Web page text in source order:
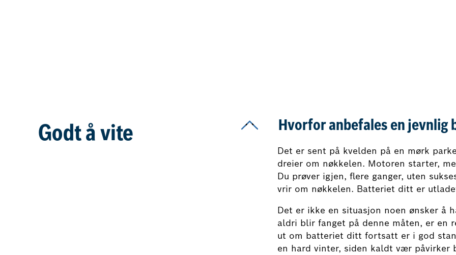
Godt å vite Hvorfor anbefales en jevnlig
Det er sent på kvelden på en mørk
dreier om nøkkelen. Motoren starter,
Du prøver igjen, flere ganger, uten
vrir om nøkkelen. Batteriet ditt er
Det er ikke en situasjon noen ønsker å
aldri blir fanget på denne måten, er en
ut om batteriet ditt fortsatt er i god
en hard vinter, siden kaldt vær påvirker